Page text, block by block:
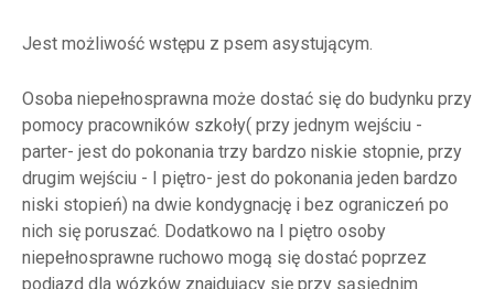
Jest możliwość wstępu z psem asystującym.
Osoba niepełnosprawna może dostać się do budynku przy
pomocy pracowników szkoły( przy jednym wejściu -
parter- jest do pokonania trzy bardzo niskie stopnie, przy
drugim wejściu - I piętro- jest do pokonania jeden bardzo
niski stopień) na dwie kondygnację i bez ograniczeń po
nich się poruszać. Dodatkowo na I piętro osoby
niepełnosprawne ruchowo mogą się dostać poprzez
podjazd dla wózków znajdujący się przy sąsiednim